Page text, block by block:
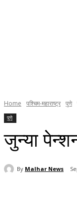
Home पश्चिम-महाराष्ट्र पुणे
पुणे
जुन्या
By Malhar News